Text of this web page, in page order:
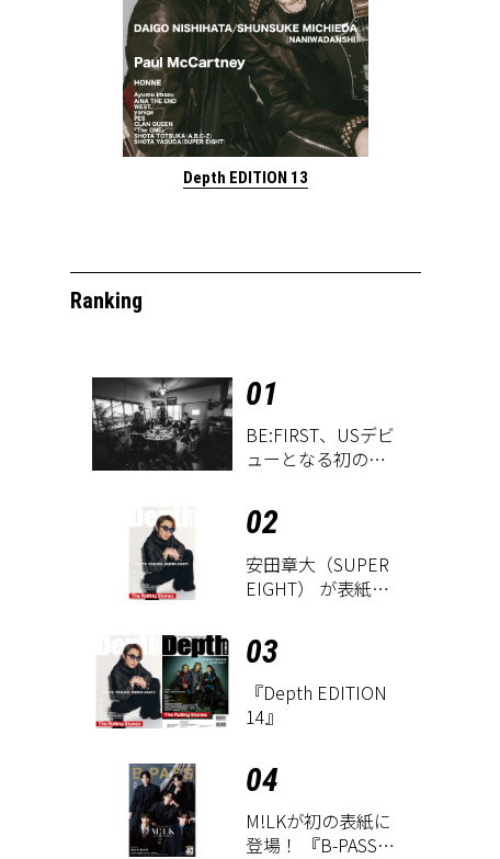
Depth EDITION 13
Ranking
01
BE:FIRST、USデビ
ューとなる初のグ
EP『WATCH ME』
が9月18日にリリー
ス決定！
02
安田章大（SUPER
EIGHT） が表紙に
EDITION 14』が8
月18日に発売
03
『Depth EDITION
14』
04
M!LKが初の表紙に
登場！ 『B-PASS